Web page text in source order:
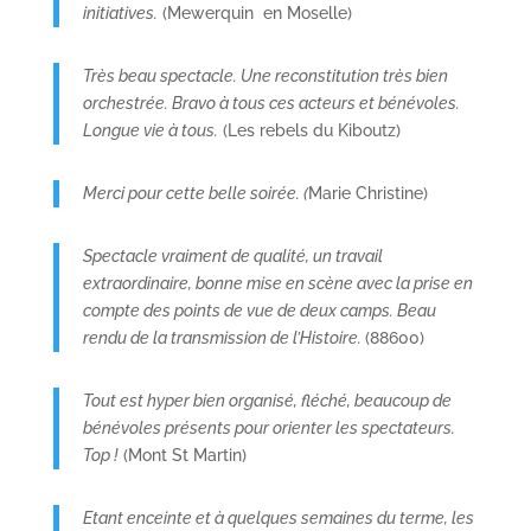
initiatives. (Mewerquin en Moselle)
Très beau spectacle. Une reconstitution très bien
orchestrée. Bravo à tous ces acteurs et bénévoles.
Longue vie à tous. (Les rebels du Kiboutz)
Merci pour cette belle soirée. (Marie Christine)
Spectacle vraiment de qualité, un travail
extraordinaire, bonne mise en scène avec la prise en
compte des points de vue de deux camps. Beau
rendu de la transmission de l’Histoire. (88600)
Tout est hyper bien organisé, fléché, beaucoup de
bénévoles présents pour orienter les spectateurs.
Top !(Mont St Martin)
Etant enceinte et à quelques semaines du terme, les